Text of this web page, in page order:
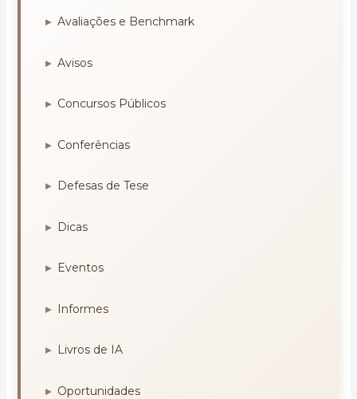
Avaliações e Benchmark
Avisos
Concursos Públicos
Conferências
Defesas de Tese
Dicas
Eventos
Informes
Livros de IA
Oportunidades